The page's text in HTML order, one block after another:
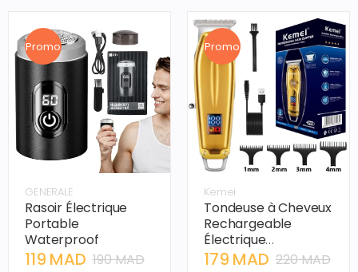
Promo
GENERALE
Rasoir Électrique
Portable
Waterproof
119 MAD 190 MAD
Promo
Kemei
Tondeuse à Cheveux
Rechargeable
Électrique
Professionnelle
179 MAD 220 MAD